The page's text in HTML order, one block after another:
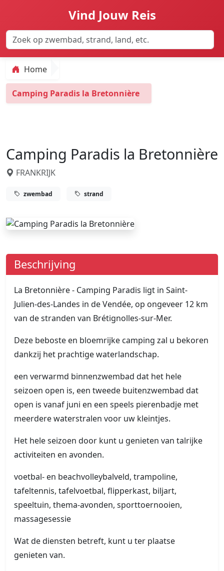
Vind Jouw Reis
Home
Camping Paradis la Bretonnière
Camping Paradis la Bretonnière
FRANKRIJK
zwembad strand
Beschrijving
La Bretonnière - Camping Paradis ligt in Saint-
Julien-des-Landes in de Vendée, op ongeveer 12 km
van de stranden van Brétignolles-sur-Mer.
Deze beboste en bloemrijke camping zal u bekoren
dankzij het prachtige waterlandschap.
een verwarmd binnenzwembad dat het hele
seizoen open is, een tweede buitenzwembad dat
open is vanaf juni en een speels pierenbadje met
meerdere waterstralen voor uw kleintjes.
Het hele seizoen door kunt u genieten van talrijke
activiteiten en avonden.
voetbal- en beachvolleybalveld, trampoline,
tafeltennis, tafelvoetbal, flipperkast, biljart,
speeltuin, thema-avonden, sporttoernooien,
massagesessie
Wat de diensten betreft, kunt u ter plaatse
genieten van.